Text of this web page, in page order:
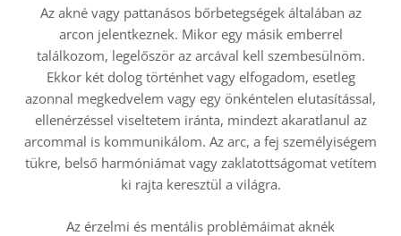
Az akné vagy pattanásos bőrbetegségek általában az
arcon jelentkeznek. Mikor egy másik emberrel
találkozom, legelőször az arcával kell szembesülnöm.
Ekkor két dolog történhet vagy elfogadom, esetleg
azonnal megkedvelem vagy egy önkéntelen elutasítással,
ellenérzéssel viseltetem iránta, mindezt akaratlanul az
arcommal is kommunikálom. Az arc, a fej személyiségem
tükre, belső harmóniámat vagy zaklatottságomat vetítem
ki rajta keresztül a világra.
Az érzelmi és mentális problémáimat aknék